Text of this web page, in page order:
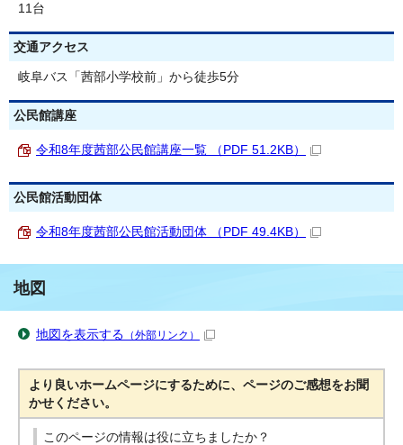
11台
交通アクセス
岐阜バス「茜部小学校前」から徒歩5分
公民館講座
令和8年度茜部公民館講座一覧 （PDF 51.2KB）
公民館活動団体
令和8年度茜部公民館活動団体 （PDF 49.4KB）
地図
地図を表示する （外部リンク）
より良いホームページにするために、ページのご感想をお聞
かせください。
このページの情報は役に立ちましたか？